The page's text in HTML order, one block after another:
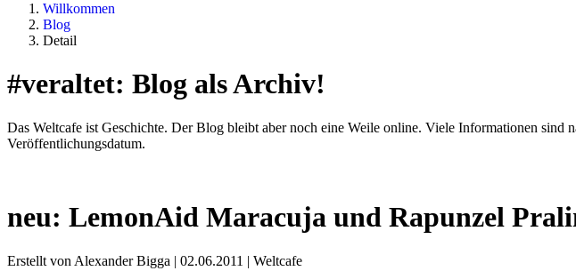
Willkommen
Blog
Detail
#veraltet: Blog als Archiv!
Das Weltcafe ist Geschichte. Der Blog bleibt aber noch eine Weile online. Viele Informationen
Veröffentlichungsdatum.
neu: LemonAid Maracuja und Rapunzel
Erstellt von Alexander Bigga | 02.06.2011 | Weltcafe